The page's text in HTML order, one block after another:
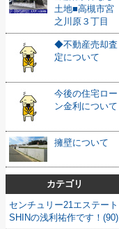
土地■高槻市宮
之川原３丁目
◆不動産売却査
定について
今後の住宅ロー
ン金利について
擁壁について
カテゴリ
センチュリー21エステート
SHINの浅利祐作です！(90)